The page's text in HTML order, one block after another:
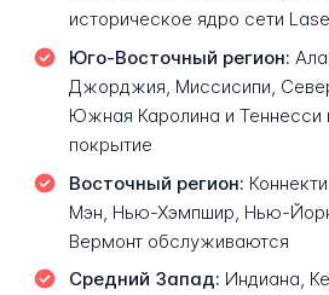
историческое ядро сети
Юго-Восточный регион:
Джорджия, Миссисипи,
Южная Каролина и Теннесси
покрытие
Восточный регион:
Мэн, Нью-Хэмпшир, Нью-
Вермонт обслуживаются
Средний Запад: Индиана,